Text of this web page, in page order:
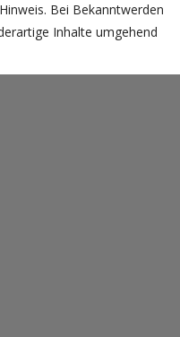
Bei Bekanntwerden
Inhalte umgehend